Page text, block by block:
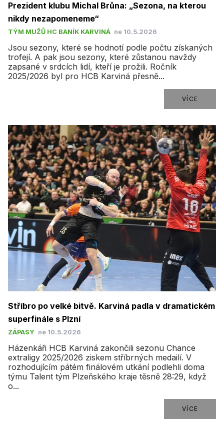
Prezident klubu Michal Brůna: „Sezona, na kterou
nikdy nezapomeneme“
TÝM MUŽŮ HC BANÍK KARVINÁ ne 10.5.2026
Jsou sezony, které se hodnotí podle počtu získaných
trofejí. A pak jsou sezony, které zůstanou navždy
zapsané v srdcích lidí, kteří je prožili. Ročník
2025/2026 byl pro HCB Karviná přesně...
VÍCE
Stříbro po velké bitvě. Karviná padla v dramatickém
superfinále s Plzní
ZÁPASY ne 10.5.2026
Házenkáři HCB Karviná zakončili sezonu Chance
extraligy 2025/2026 ziskem stříbrných medailí. V
rozhodujícím pátém finálovém utkání podlehli doma
týmu Talent tým Plzeňského kraje těsně 28:29, když
o...
VÍCE